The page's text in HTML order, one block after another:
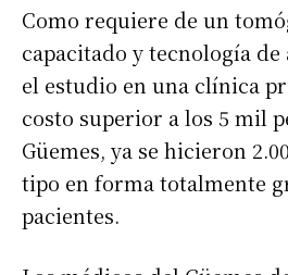
Como requiere de un
capacitado y tecnología
el estudio en una clínica
costo superior a los 5 mil
Güemes, ya se hicieron
tipo en forma totalmente
pacientes.